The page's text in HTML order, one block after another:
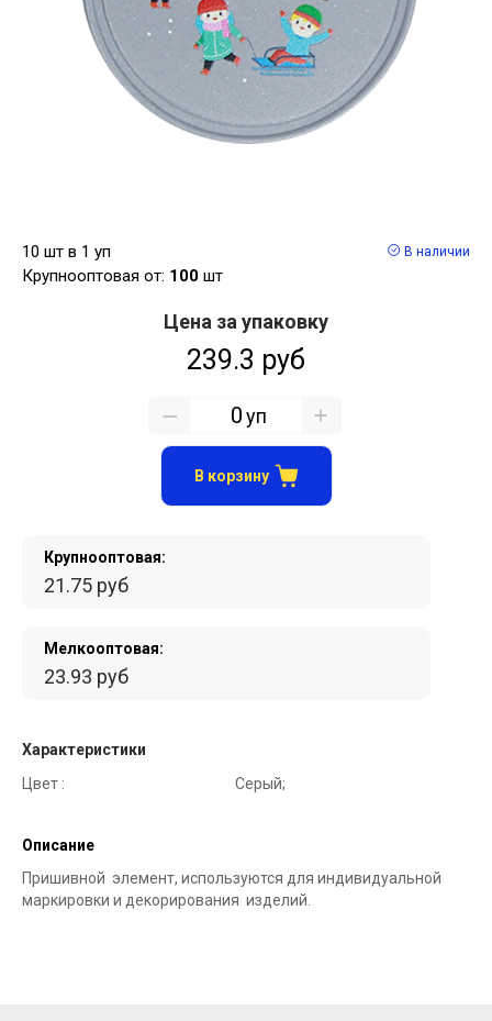
10 шт в 1 уп
Крупнооптовая от: 100 шт
В наличии
Крупнооптовая:
21.75 руб
Мелкооптовая:
23.93 руб
Характеристики
Цвет :
Серый;
Описание
Пришивной элемент, используются для индивидуальной
маркировки и декорирования изделий.
Цена за упаковку
239.3 руб
уп
В корзину